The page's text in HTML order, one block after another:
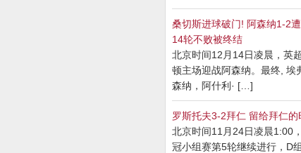
桑切斯进球破门! 阿森纳1-2
14轮不败被终结
北京时间12月14日凌晨，英
顿主场迎战阿森纳。最终, 埃
森纳，阿什利· […]
罗斯托夫3-2拜仁 留给拜仁的
北京时间11月24日凌晨1:00
冠小组赛第5轮继续进行，D